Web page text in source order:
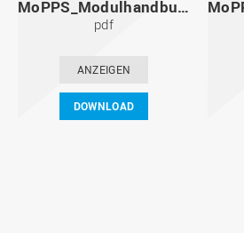
MoPPS_Modulhandbuch_20131201.pdf
pdf
ANZEIGEN
DOWNLOAD